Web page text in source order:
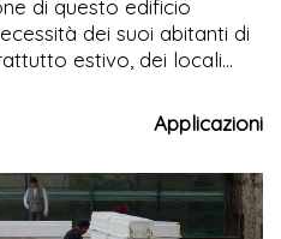
di questo edificio
dei suoi abitanti di
estivo, dei locali
di isolante termoApplicazioni